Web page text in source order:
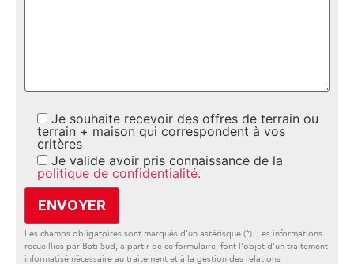
Je souhaite recevoir des offres de terrain ou
terrain + maison qui correspondent à vos
critères
Je valide avoir pris connaissance de la
politique de confidentialité.
Les champs obligatoires sont marqués d’un astérisque (*). Les informations
recueillies par Bati Sud, à partir de ce formulaire, font l’objet d’un traitement
informatisé nécessaire au traitement et à la gestion des relations